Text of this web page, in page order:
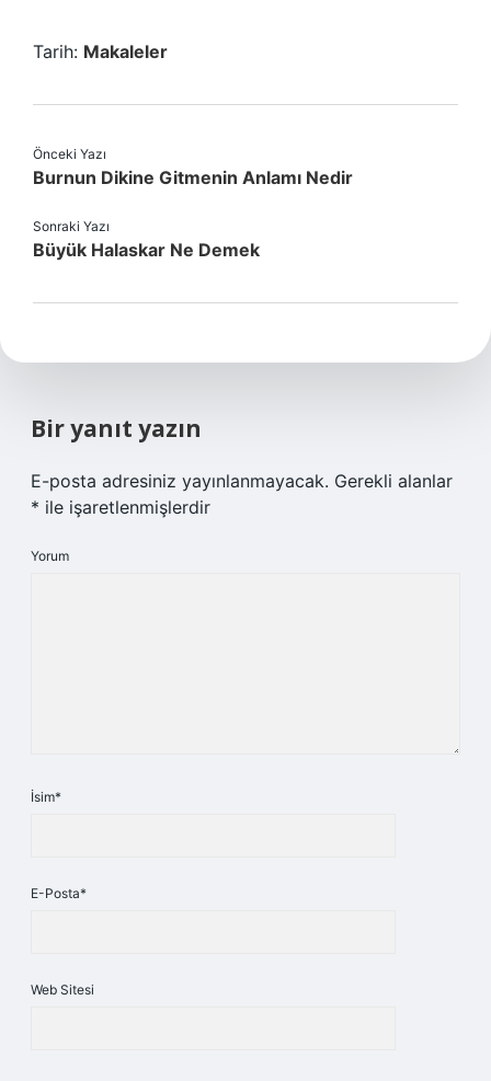
Tarih: Makaleler
Önceki Yazı
Burnun Dikine Gitmenin Anlamı Nedir
Sonraki Yazı
Büyük Halaskar Ne Demek
Bir yanıt yazın
E-posta adresiniz yayınlanmayacak. Gerekli alanlar
* ile işaretlenmişlerdir
Yorum
İsim*
E-Posta*
Web Sitesi